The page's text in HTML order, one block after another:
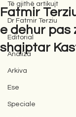
Të gjithë artikujt
Dr Fatmir Terziu
Editorial
Analiza
Arkiva
Ese
Speciale
Fatmir
e dehur pas
shqiptar